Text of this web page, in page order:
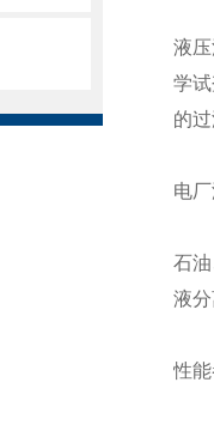
液
学
的
电
石
液
性